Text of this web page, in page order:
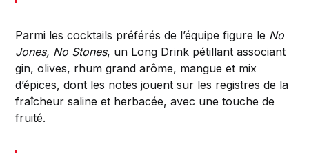
Parmi les cocktails préférés de l’équipe figure le No
Jones, No Stones, un Long Drink pétillant associant
gin, olives, rhum grand arôme, mangue et mix
d’épices, dont les notes jouent sur les registres de la
fraîcheur saline et herbacée, avec une touche de
fruité.